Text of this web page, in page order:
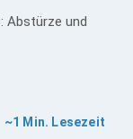
Abstürze und
~1 Min. Lesezeit